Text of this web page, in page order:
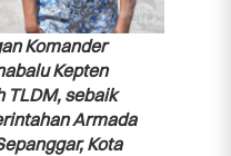
Komander
Kepten
TLDM, sebaik
Armada
Kota